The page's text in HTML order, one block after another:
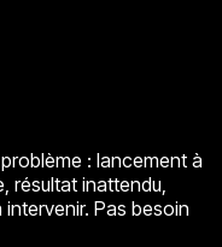
: lancement à
résultat inattendu,
Pas besoin